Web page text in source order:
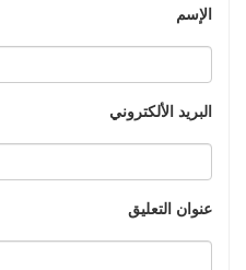
الإسم
البريد الألكتروني
عنوان التعليق